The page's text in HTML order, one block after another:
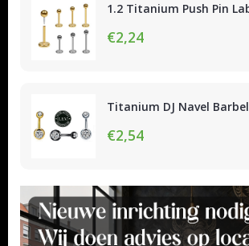
1.2 Titanium Push Pin
€2,24
Titanium DJ Navel
€2,54